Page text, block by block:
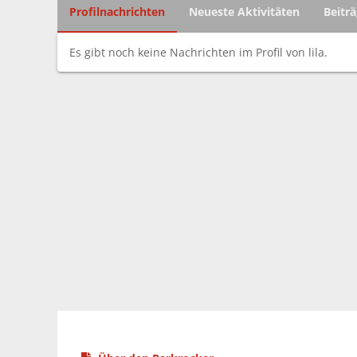
Profilnachrichten Neueste Aktivitäten
Es gibt noch keine Nachrichten im Profil von lila.